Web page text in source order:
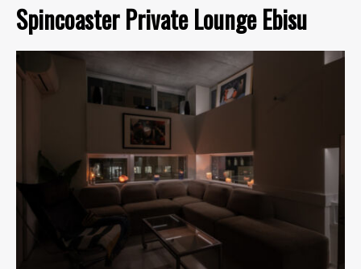
Spincoaster Private Lounge Ebisu